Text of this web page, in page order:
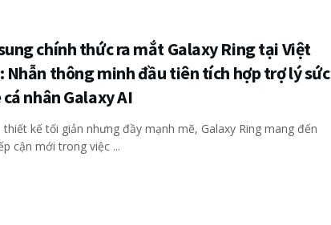
chính thức ra mắt Galaxy Ring tại Việt
Nhẫn thông minh đầu tiên tích hợp trợ lý sức
nhân Galaxy AI
thiết kế tối giản nhưng đầy mạnh mẽ, Galaxy Ring mang đến
cận mới trong việc ...